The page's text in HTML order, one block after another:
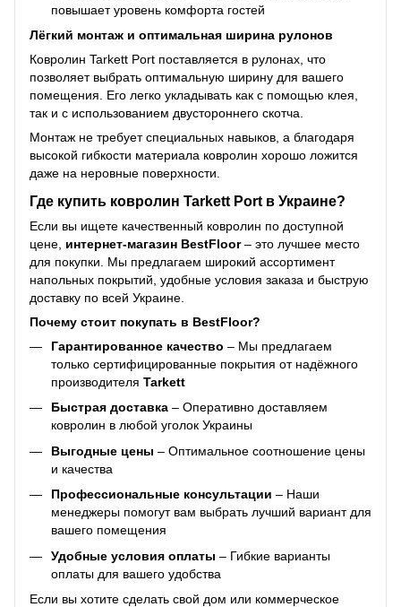
повышает уровень комфорта гостей
Лёгкий монтаж и оптимальная ширина рулонов
Ковролин Tarkett Port поставляется в рулонах, что
позволяет выбрать оптимальную ширину для вашего
помещения. Его легко укладывать как с помощью клея,
так и с использованием двустороннего скотча.
Монтаж не требует специальных навыков, а благодаря
высокой гибкости материала ковролин хорошо ложится
даже на неровные поверхности.
Где купить ковролин Tarkett Port в Украине?
Если вы ищете качественный ковролин по доступной
цене, интернет-магазин BestFloor– это лучшее место
для покупки. Мы предлагаем широкий ассортимент
напольных покрытий, удобные условия заказа и быструю
доставку по всей Украине.
Почему стоит покупать в BestFloor?
Гарантированное качество – Мы предлагаем
только сертифицированные покрытия от надёжного
производителя Tarkett
Быстрая доставка – Оперативно доставляем
ковролин в любой уголок Украины
Выгодные цены – Оптимальное соотношение цены
и качества
Профессиональные консультации – Наши
менеджеры помогут вам выбрать лучший вариант для
вашего помещения
Удобные условия оплаты – Гибкие варианты
оплаты для вашего удобства
Если вы хотите сделать свой дом или коммерческое